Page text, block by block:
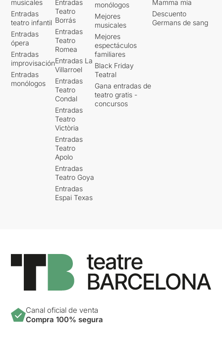
musicales
Entradas
teatro infantil
Entradas
ópera
Entradas
improvisación
Entradas
monólogos
Entradas
Teatro
Borrás
Entradas
Teatro
Romea
Entradas La
Villarroel
Entradas
Teatro
Condal
Entradas
Teatro
Victòria
Entradas
Teatro
Apolo
Entradas
Teatro Goya
Entradas
Espai Texas
monólogos
Mejores
musicales
Mejores
espectáculos
familiares
Black Friday
Teatral
Gana entradas de
teatro gratis -
concursos
Mamma mia
Descuento
Germans de sang
Canal oficial de venta
Compra 100% segura